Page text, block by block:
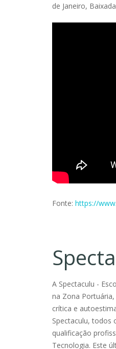
de Janeiro,
Fonte: https://
A Spectaculu -
na Zona
crítica e
Spectaculu, todos
qualificação
Tecnologia. Este